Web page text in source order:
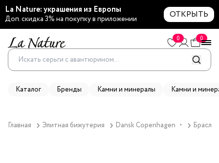
La Nature: украшения из Европы
Доп. скидка 3% на покупку в приложении ОТКРЫТЬ
0 0
Каталог Бренды Камни и минералы Камни и
Главная Элитная бижутерия Dansk Copenhagen ▼